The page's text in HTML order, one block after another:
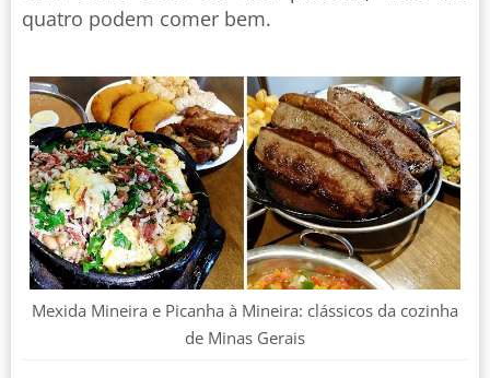
quatro podem comer bem.
Mexida Mineira e Picanha à Mineira: clássicos da cozinha
de Minas Gerais